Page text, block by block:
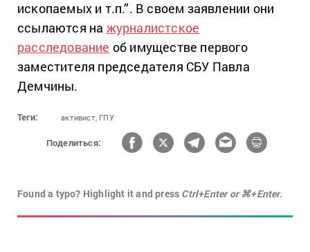
ископаемых и т.п.”. В своем заявлении они
ссылаются на журналистское
расследование об имуществе первого
заместителя председателя СБУ Павла
Демчины.
Теги: активист, ГПУ
Поделиться:
Found a typo? Highlight it and press Ctrl+Enter or ⌘+Enter.